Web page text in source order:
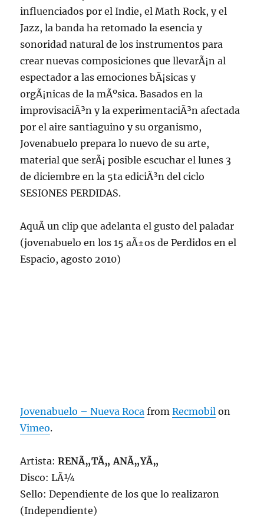
influenciados por el Indie, el Math Rock, y el
Jazz, la banda ha retomado la esencia y
sonoridad natural de los instrumentos para
crear nuevas composiciones que llevarÃ¡n al
espectador a las emociones bÃ¡sicas y
orgÃ¡nicas de la mÃºsica. Basados en la
improvisaciÃ³n y la experimentaciÃ³n afectada
por el aire santiaguino y su organismo,
Jovenabuelo prepara lo nuevo de su arte,
material que serÃ¡ posible escuchar el lunes 3
de diciembre en la 5ta ediciÃ³n del ciclo
SESIONES PERDIDAS.
AquÃ­ un clip que adelanta el gusto del paladar
(jovenabuelo en los 15 aÃ±os de Perdidos en el
Espacio, agosto 2010)
Jovenabuelo – Nueva Roca fromRecmobil on
Vimeo.
Artista:RENÃ„TÃ„ ANÃ„YÃ„
Disco: LÃ¼
Sello: Dependiente de los que lo realizaron
(Independiente)